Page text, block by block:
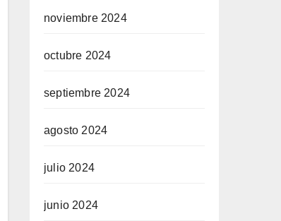
noviembre 2024
octubre 2024
septiembre 2024
agosto 2024
julio 2024
junio 2024